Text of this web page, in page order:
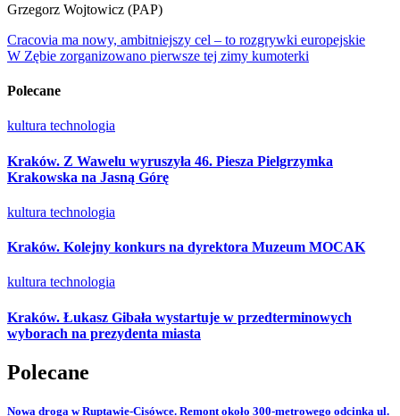
Grzegorz Wojtowicz (PAP)
Nawigacja
wpisu
Cracovia ma nowy, ambitniejszy cel – to rozgrywki europejskie
W Zębie zorganizowano pierwsze tej zimy kumoterki
Polecane
kultura technologia
Kraków. Z Wawelu wyruszyła 46. Piesza Pielgrzymka
Krakowska na Jasną Górę
kultura technologia
Kraków. Kolejny konkurs na dyrektora Muzeum MOCAK
kultura technologia
Kraków. Łukasz Gibała wystartuje w przedterminowych
wyborach na prezydenta miasta
Polecane
Nowa droga w Ruptawie-Cisówce. Remont około 300-metrowego odcinka ul.